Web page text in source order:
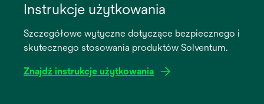
Instrukcje użytkowania
Szczegółowe wytyczne dotyczące bezpiecznego i
skutecznego stosowania produktów Solventum.
Znajdź instrukcje użytkowania